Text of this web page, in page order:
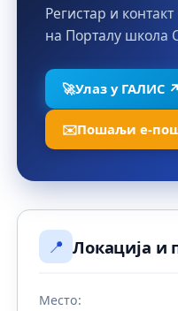
Регистар и
на Порталу школа
🚀Улаз у ГАЛИС ↗
✉️Пошаљи е-
📍 Локација и
Место: